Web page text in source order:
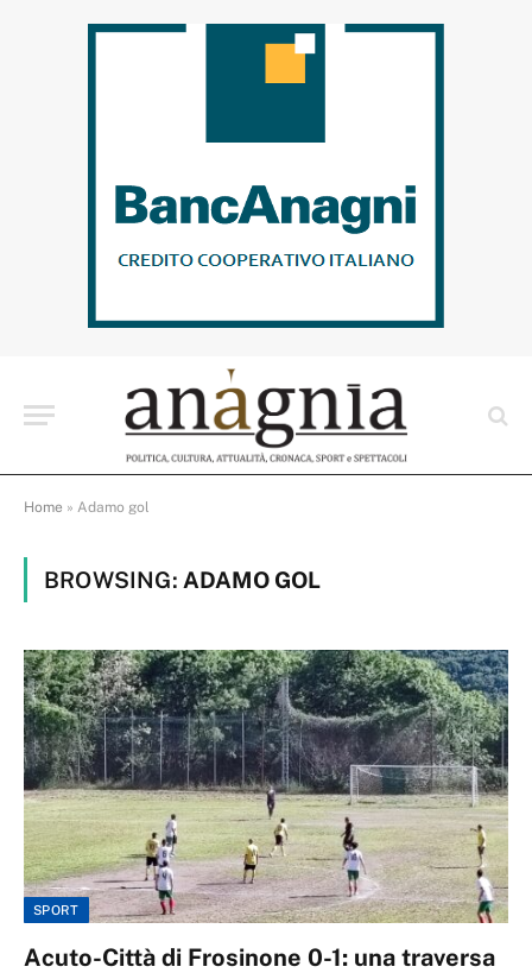
Home » Adamo gol
BROWSING: ADAMO GOL
SPORT
Acuto-Città di Frosinone 0-1: una traversa